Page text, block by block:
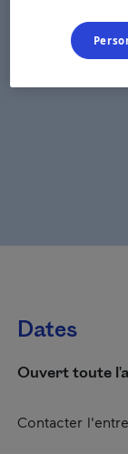
Dates
Ouvert toute
Contacter